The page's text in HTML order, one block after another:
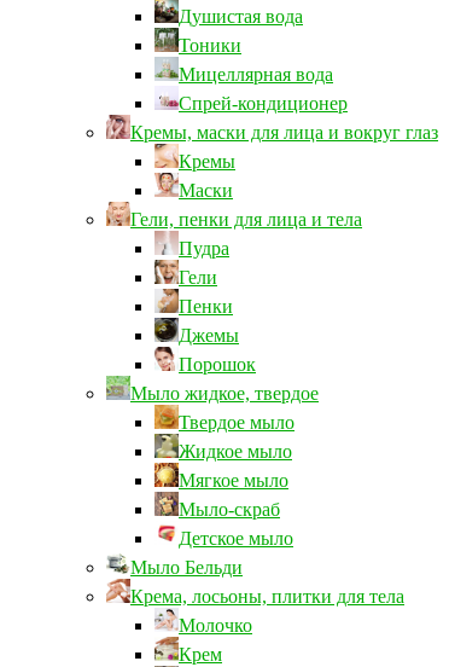
Душистая вода
Тоники
Мицеллярная вода
Спрей-кондиционер
Кремы, маски для лица и вокруг глаз
Кремы
Маски
Гели, пенки для лица и тела
Пудра
Гели
Пенки
Джемы
Порошок
Мыло жидкое, твердое
Твердое мыло
Жидкое мыло
Мягкое мыло
Мыло-скраб
Детское мыло
Мыло Бельди
Крема, лосьоны, плитки для тела
Молочко
Крем